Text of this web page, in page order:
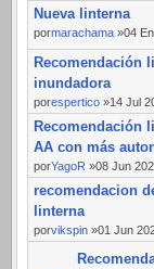
Nueva linterna
pormarachama »04
Recomendación
inundadora
porespertico »14 Jul
Recomendación
AA con más
porYagoR »08 Jun
recomendacion
linterna
porvikspin »01 Jun